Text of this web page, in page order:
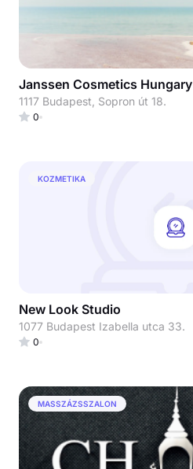
Janssen Cosmetics Hungary
1117 Budapest, Sopron út 18.
0
KOZMETIKA
New Look Studio
1077 Budapest Izabella utca 33.
0
MASSZÁZSSZALON